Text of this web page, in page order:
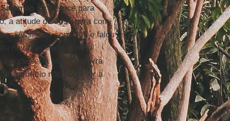
Salomão
se oferece para
a atitude deJosépara com
"Assim os consolou e falou
nova Lei interrompe o
pode ser a última palavra
sacrifício não pode ser a